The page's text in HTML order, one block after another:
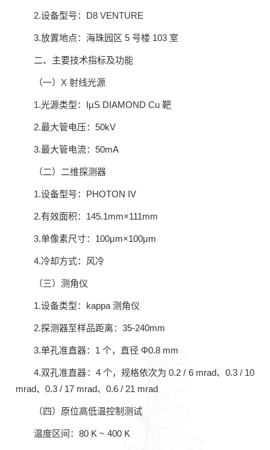
2.设备型号：D8 VENTURE
3.放置地点：海珠园区 5 号楼 103 室
二、主要技术指标及功能
（一）X 射线光源
1.光源类型：IµS DIAMOND Cu 靶
2.最大管电压：50kV
3.最大管电流：50mA
（二）二维探测器
1.设备型号：PHOTON IV
2.有效面积：145.1mm×111mm
3.单像素尺寸：100μm×100μm
4.冷却方式：风冷
（三）测角仪
1.设备类型：kappa 测角仪
2.探测器至样品距离：35-240mm
3.单孔准直器：1 个，直径 Φ0.8 mm
4.双孔准直器：4 个，规格依次为 0.2 / 6 mrad、0.3 / 10
mrad、0.3 / 17 mrad、0.6 / 21 mrad
（四）原位高低温控制测试
温度区间：80 K ~ 400 K